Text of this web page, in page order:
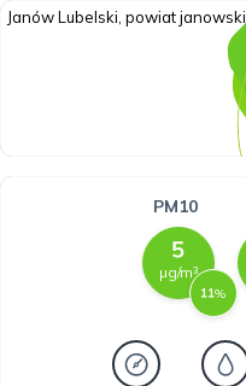
Janów Lubelski, powiat janowski
PM10
µg/m³
%